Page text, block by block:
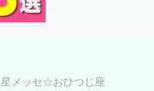
星メッセ☆おひつじ座